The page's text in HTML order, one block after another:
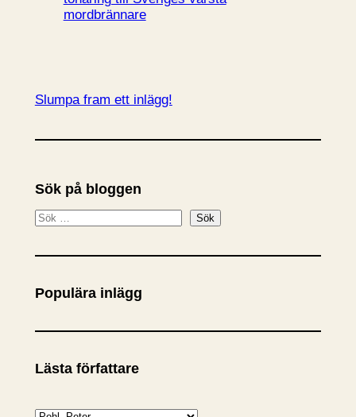
mordbrännare
Slumpa fram ett inlägg!
Sök på bloggen
S
k
Sök
Populära inlägg
Lästa författare